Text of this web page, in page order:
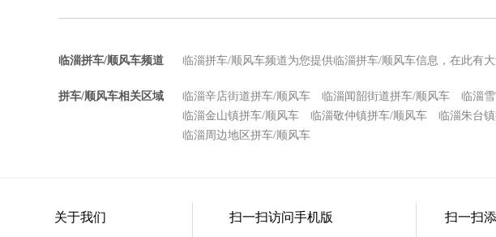
临淄拼车/顺风车频道 临淄拼车/顺风车频道为您提供临淄拼车/顺风车信息，在此有
拼车/顺风车相关区域 临淄辛店街道拼车/顺风车 临淄闻韶街道拼车/顺风车 临淄
临淄金山镇拼车/顺风车
临淄敬仲镇拼车/顺风车 临淄朱台
临淄周边地区拼车/顺风车
关于我们 扫一扫访问手机版 扫一扫